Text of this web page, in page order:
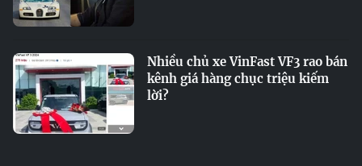
Nhiều chủ xe VinFast VF3 rao bán
kênh giá hàng chục triệu kiếm
lời?